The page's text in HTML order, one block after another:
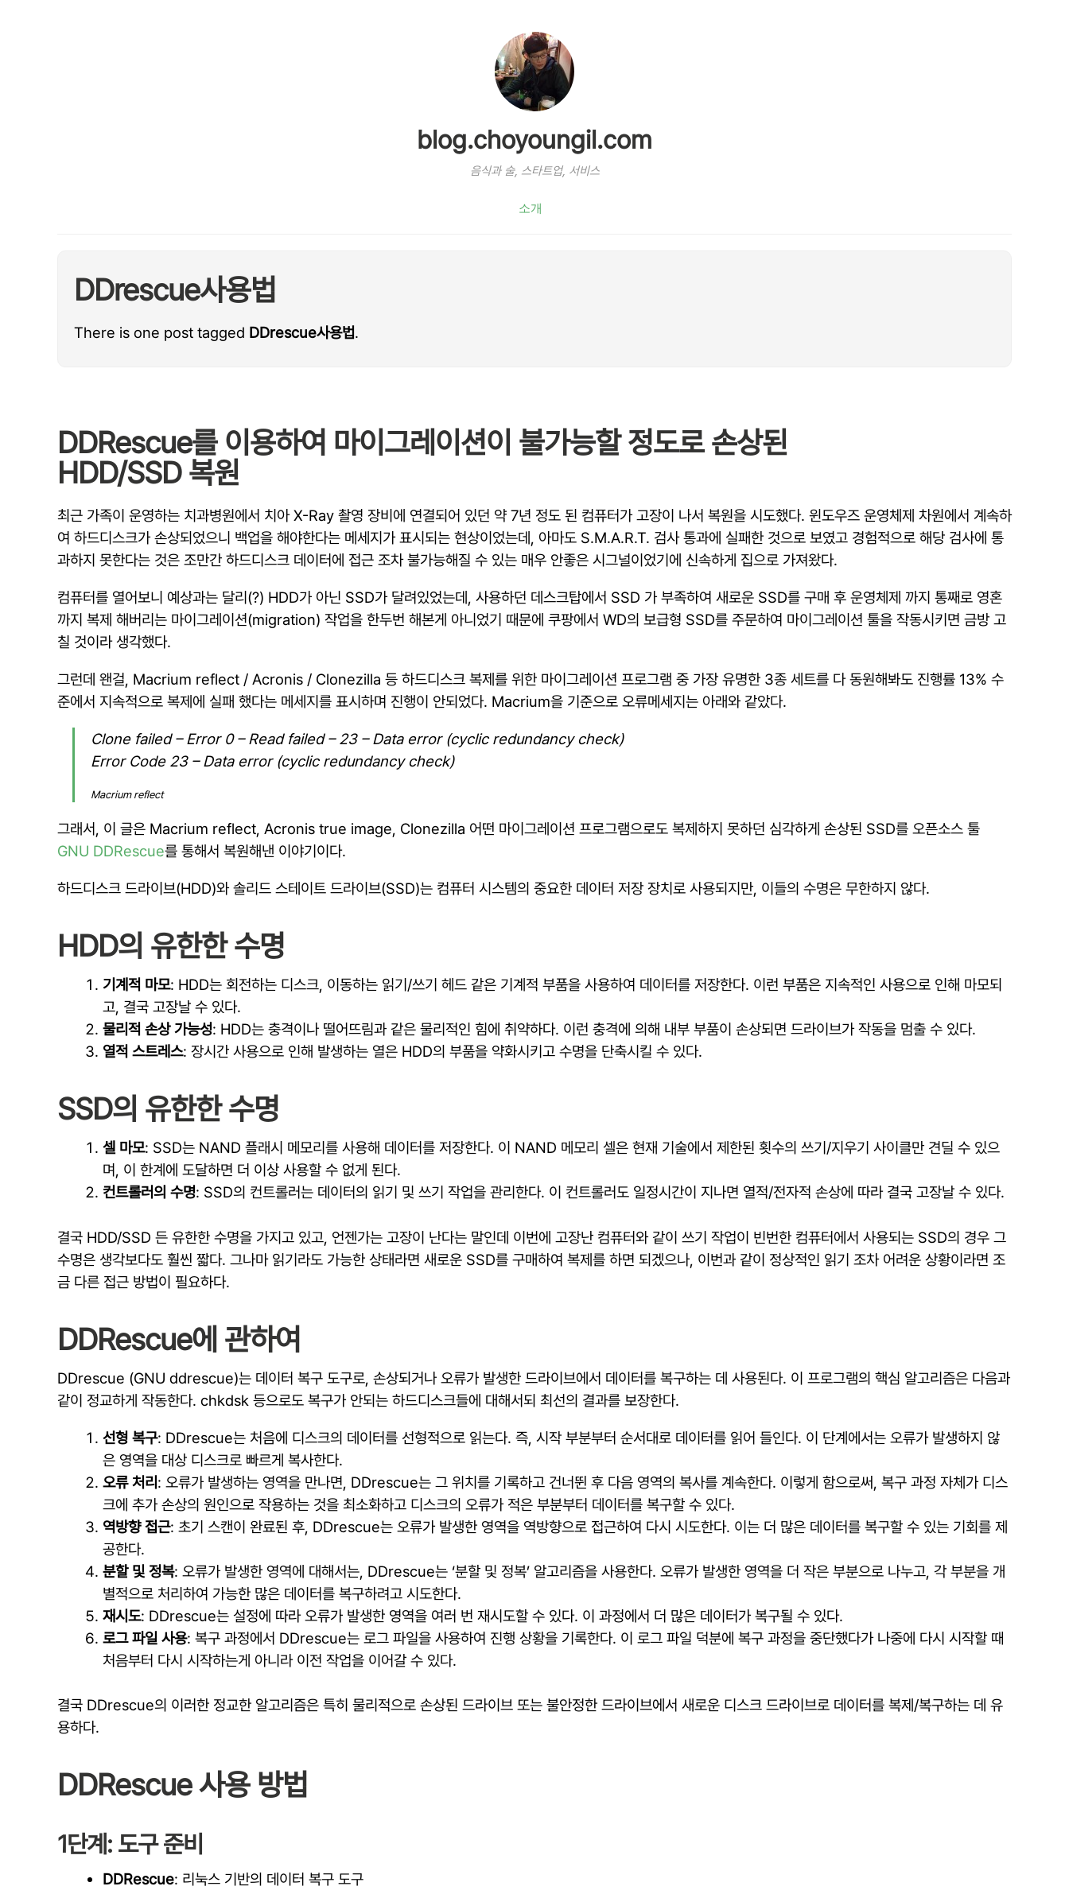
blog.choyoungil.com
음식과 술, 스타트업, 서비스
소개
DDrescue사용법
There is one post tagged DDrescue사용법.
DDRescue를 이용하여 마이그레이션이 불가능할 정도로 손상된
HDD/SSD 복원
최근 가족이 운영하는 치과병원에서 치아 X-Ray 촬영 장비에 연결되어 있던 약 7년 정도 된 컴퓨터가 고장이 나서 복원을 시도했다. 윈도우즈 운영체제 차원에서 계속하
여 하드디스크가 손상되었으니 백업을 해야한다는 메세지가 표시되는 현상이었는데, 아마도 S.M.A.R.T. 검사 통과에 실패한 것으로 보였고 경험적으로 해당 검사에 통
과하지 못한다는 것은 조만간 하드디스크 데이터에 접근 조차 불가능해질 수 있는 매우 안좋은 시그널이었기에 신속하게 집으로 가져왔다.
컴퓨터를 열어보니 예상과는 달리(?) HDD가 아닌 SSD가 달려있었는데, 사용하던 데스크탑에서 SSD 가 부족하여 새로운 SSD를 구매 후 운영체제 까지 통째로 영혼
까지 복제 해버리는 마이그레이션(migration) 작업을 한두번 해본게 아니었기 때문에 쿠팡에서 WD의 보급형 SSD를 주문하여 마이그레이션 툴을 작동시키면 금방 고
칠 것이라 생각했다.
그런데 왠걸, Macrium reflect / Acronis / Clonezilla 등 하드디스크 복제를 위한 마이그레이션 프로그램 중 가장 유명한 3종 세트를 다 동원해봐도 진행률 13% 수
준에서 지속적으로 복제에 실패 했다는 메세지를 표시하며 진행이 안되었다. Macrium을 기준으로 오류메세지는 아래와 같았다.
Clone failed – Error 0 – Read failed – 23 – Data error (cyclic redundancy check)
Error Code 23 – Data error (cyclic redundancy check)
Macrium reflect
그래서, 이 글은 Macrium reflect, Acronis true image, Clonezilla 어떤 마이그레이션 프로그램으로도 복제하지 못하던 심각하게 손상된 SSD를 오픈소스 툴
GNU DDRescue를 통해서 복원해낸 이야기이다.
하드디스크 드라이브(HDD)와 솔리드 스테이트 드라이브(SSD)는 컴퓨터 시스템의 중요한 데이터 저장 장치로 사용되지만, 이들의 수명은 무한하지 않다.
HDD의 유한한 수명
기계적 마모: HDD는 회전하는 디스크, 이동하는 읽기/쓰기 헤드 같은 기계적 부품을 사용하여 데이터를 저장한다. 이런 부품은 지속적인 사용으로 인해 마모되
고, 결국 고장날 수 있다.
물리적 손상 가능성: HDD는 충격이나 떨어뜨림과 같은 물리적인 힘에 취약하다. 이런 충격에 의해 내부 부품이 손상되면 드라이브가 작동을 멈출 수 있다.
열적 스트레스: 장시간 사용으로 인해 발생하는 열은 HDD의 부품을 약화시키고 수명을 단축시킬 수 있다.
SSD의 유한한 수명
셀 마모: SSD는 NAND 플래시 메모리를 사용해 데이터를 저장한다. 이 NAND 메모리 셀은 현재 기술에서 제한된 횟수의 쓰기/지우기 사이클만 견딜 수 있으
며, 이 한계에 도달하면 더 이상 사용할 수 없게 된다.
컨트롤러의 수명: SSD의 컨트롤러는 데이터의 읽기 및 쓰기 작업을 관리한다. 이 컨트롤러도 일정시간이 지나면 열적/전자적 손상에 따라 결국 고장날 수 있다.
결국 HDD/SSD 든 유한한 수명을 가지고 있고, 언젠가는 고장이 난다는 말인데 이번에 고장난 컴퓨터와 같이 쓰기 작업이 빈번한 컴퓨터에서 사용되는 SSD의 경우 그
수명은 생각보다도 훨씬 짧다. 그나마 읽기라도 가능한 상태라면 새로운 SSD를 구매하여 복제를 하면 되겠으나, 이번과 같이 정상적인 읽기 조차 어려운 상황이라면 조
금 다른 접근 방법이 필요하다.
DDRescue에 관하여
DDrescue (GNU ddrescue)는 데이터 복구 도구로, 손상되거나 오류가 발생한 드라이브에서 데이터를 복구하는 데 사용된다. 이 프로그램의 핵심 알고리즘은 다음과
같이 정교하게 작동한다. chkdsk 등으로도 복구가 안되는 하드디스크들에 대해서되 최선의 결과를 보장한다.
선형 복구: DDrescue는 처음에 디스크의 데이터를 선형적으로 읽는다. 즉, 시작 부분부터 순서대로 데이터를 읽어 들인다. 이 단계에서는 오류가 발생하지 않
은 영역을 대상 디스크로 빠르게 복사한다.
오류 처리: 오류가 발생하는 영역을 만나면, DDrescue는 그 위치를 기록하고 건너뛴 후 다음 영역의 복사를 계속한다. 이렇게 함으로써, 복구 과정 자체가 디스
크에 추가 손상의 원인으로 작용하는 것을 최소화하고 디스크의 오류가 적은 부분부터 데이터를 복구할 수 있다.
역방향 접근: 초기 스캔이 완료된 후, DDrescue는 오류가 발생한 영역을 역방향으로 접근하여 다시 시도한다. 이는 더 많은 데이터를 복구할 수 있는 기회를 제
공한다.
분할 및 정복: 오류가 발생한 영역에 대해서는, DDrescue는 ‘분할 및 정복’ 알고리즘을 사용한다. 오류가 발생한 영역을 더 작은 부분으로 나누고, 각 부분을 개
별적으로 처리하여 가능한 많은 데이터를 복구하려고 시도한다.
재시도: DDrescue는 설정에 따라 오류가 발생한 영역을 여러 번 재시도할 수 있다. 이 과정에서 더 많은 데이터가 복구될 수 있다.
로그 파일 사용: 복구 과정에서 DDrescue는 로그 파일을 사용하여 진행 상황을 기록한다. 이 로그 파일 덕분에 복구 과정을 중단했다가 나중에 다시 시작할 때
처음부터 다시 시작하는게 아니라 이전 작업을 이어갈 수 있다.
결국 DDrescue의 이러한 정교한 알고리즘은 특히 물리적으로 손상된 드라이브 또는 불안정한 드라이브에서 새로운 디스크 드라이브로 데이터를 복제/복구하는 데 유
용하다.
DDRescue 사용 방법
1단계: 도구 준비
DDRescue: 리눅스 기반의 데이터 복구 도구